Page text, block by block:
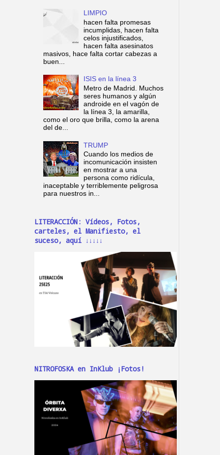
LIMPIO
hacen falta promesas
incumplidas, hacen falta
celos injustificados,
hacen falta asesinatos
masivos, hace falta cortar cabezas a
buen...
ISIS en la línea 3
Metro de Madrid. Muchos
seres humanos y algún
androide en el vagón de
la línea 3, la amarilla,
como el oro que brilla, como la arena
del de...
TRUMP
Cuando los medios de
incomunicación insisten
en mostrar a una
persona como ridícula,
inaceptable y terriblemente peligrosa
para nuestros in...
LITERACCIÓN: Vídeos, Fotos,
carteles, el Manifiesto, el
suceso, aquí ↓↓↓↓↓
NITROFOSKA en InKlub ¡Fotos!